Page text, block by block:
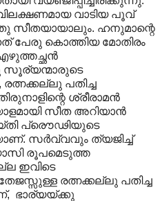
വാടിയ പൂവ്
സീതയായാലും. ഹനുമാന്റെ
പേരു കൊത്തിയ മോതിരം
സൂര്യന്മാരുടെ
പതിച്ച
ശ്രീരാമൻ
സീത അറിയാൻ
പ്രൌഢിയുടെ
സർവ്വവും ത്യജിച്ച്
രൂപമെടുത്ത
ഇവിടെ
രത്നക്കല്ലു പതിച്ച
ഭാര്യയ്ക്കു